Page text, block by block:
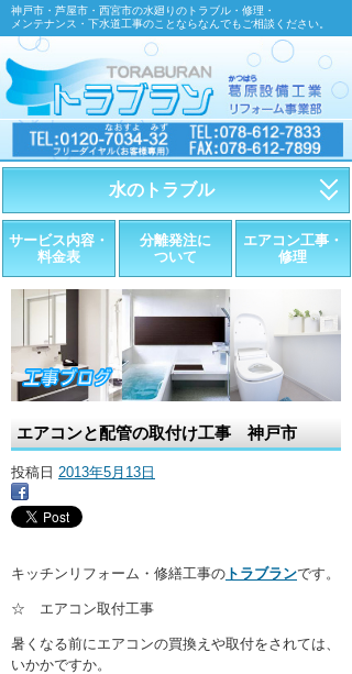
神戸市・芦屋市・西宮市の水廻りのトラブル・修理・
メンテナンス・下水道工事のことならなんでもご相談ください。
水のトラブル
・トイレが詰まったら
・トイレが漏れたら
・水道管が漏れたら
・排水が詰まったら
・水栓金具の取替え
・ここに水栓がほしい
サービス内容・
料金表
分離発注に
ついて
エアコン工事・
修理
エアコンと配管の取付け工事 神戸市
投稿日 2013年5月13日
キッチンリフォーム・修繕工事の トラブランです。
☆ エアコン取付工事
暑くなる前にエアコンの買換えや取付をされては、
いかかですか。